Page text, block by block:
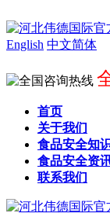
English 中文简体
首页
关于我们
食品安全知
食品安全资
联系我们